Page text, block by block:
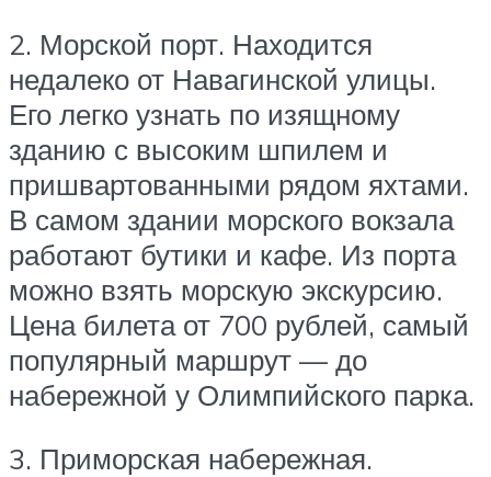
2. Морской порт. Находится
недалеко от Навагинской улицы.
Его легко узнать по изящному
зданию с высоким шпилем и
пришвартованными рядом яхтами.
В самом здании морского вокзала
работают бутики и кафе. Из порта
можно взять морскую экскурсию.
Цена билета от 700 рублей, самый
популярный маршрут — до
набережной у Олимпийского парка.
3. Приморская набережная.